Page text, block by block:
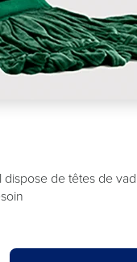
dispose de têtes de